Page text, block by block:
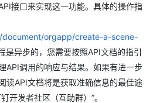
接口来实现这一功能。具体的操作指
orgapp/create-a-scene-
是异步的，您需要按照API文档的指引
API调用的响应与结果。如果有进一步
读API文档将是获取准确信息的最佳途
开发者社区（互助群）”。